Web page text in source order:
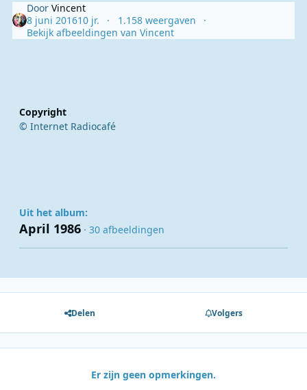
DoorVincent
8 juni 201610 jr.
1.158 weergaven
Bekijk afbeeldingen van Vincent
Copyright
© Internet Radiocafé
Uit het album:
April 1986 · 30 afbeeldingen
Delen Volgers
Er zijn geen opmerkingen.